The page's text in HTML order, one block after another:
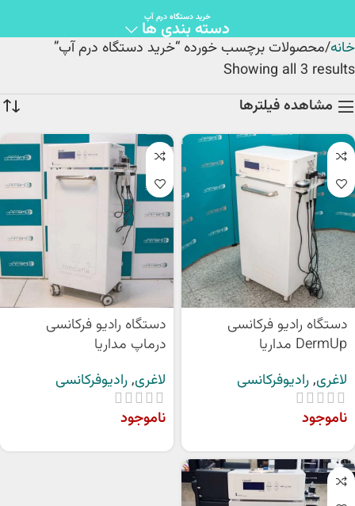
خرید دستگاه درم آپ
دسته بندی ها
خانه محصولات برچسب خورده “خرید دستگاه درم آپ”
Showing all 3 results
مشاهده فیلترها
دستگاه رادیو فرکانسی
DermUp مداریا
لاغری,رادیوفرکانسی
ناموجود
دستگاه رادیو فرکانسی
درماپ مداریا
لاغری,رادیوفرکانسی
ناموجود